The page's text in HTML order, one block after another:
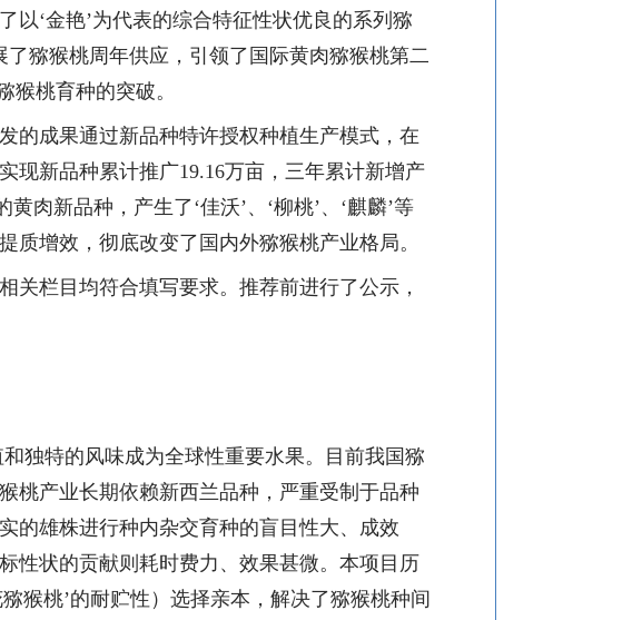
以‘金艳’为代表的综合特征性状优良的系列猕
猕猴桃周年供应，引领了国际黄肉猕猴桃第二
猴桃育种的突破。
的成果通过新品种特许授权种植生产模式，在
现新品种累计推广19.16万亩，三年累计新增产
黄肉新品种，产生了‘佳沃’、 ‘柳桃’、 ‘麒麟’等
增效，彻底改变了国内外猕猴桃产业格局。
关栏目均符合填写要求。推荐前进行了公示，
独特的风味成为全球性重要水果。目前我国猕
桃产业长期依赖新西兰品种，严重受制于品种
的雄株进行种内杂交育种的盲目性大、成效
性状的贡献则耗时费力、效果甚微。本项目历
猴桃’的耐贮性）选择亲本，解决了猕猴桃种间